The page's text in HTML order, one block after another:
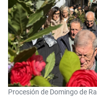
Procesión de Domingo de